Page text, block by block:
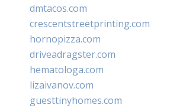
dmtacos.com
crescentstreetprinting.com
hornopizza.com
driveadragster.com
hematologa.com
lizaivanov.com
guesttinyhomes.com